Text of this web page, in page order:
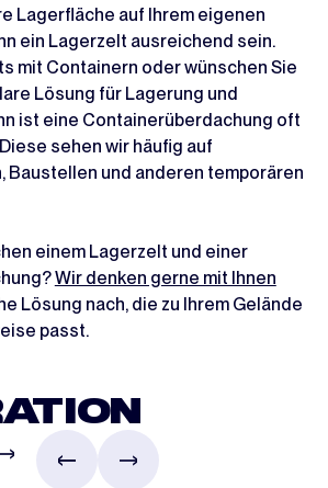
Lagerfläche auf Ihrem eigenen
ein Lagerzelt ausreichend sein.
mit Containern oder wünschen Sie
Lösung für Lagerung und
ist eine Containerüberdachung oft
sehen wir häufig auf
Baustellen und anderen temporären
einem Lagerzelt und einer
Wir denken gerne mit Ihnen
Lösung nach, die zu Ihrem Gelände
passt.